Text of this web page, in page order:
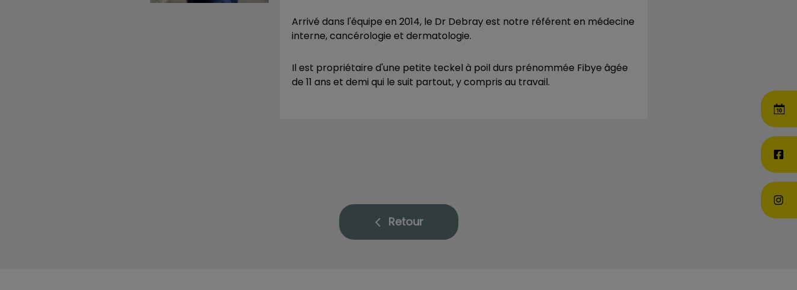
Arrivé dans l'équipe en 2014, le Dr Debray est notre référent en médecine
interne, cancérologie et dermatologie.
Il est propriétaire d'une petite teckel à poil durs prénommée Fibye âgée
de 11 ans et demi qui le suit partout, y compris au travail.
Retour